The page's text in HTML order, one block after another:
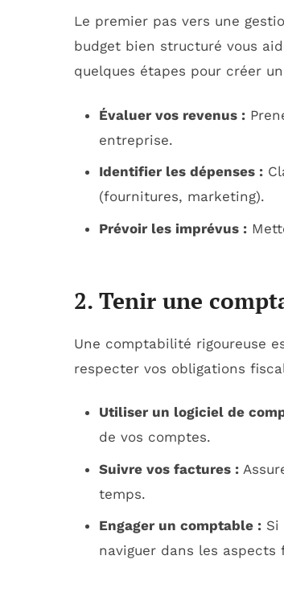
Le premier pas vers une
budget bien structuré vous
quelques étapes pour créer
Évaluer vos revenus :
entreprise.
Identifier les dépenses :
(fournitures, marketing).
Prévoir les imprévus :
2. Tenir une
Une comptabilité rigoureuse
respecter vos obligations
Utiliser un logiciel de
de vos comptes.
Suivre vos factures :
temps.
Engager un comptable :Si
naviguer dans les aspects